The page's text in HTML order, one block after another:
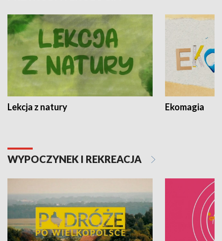
Lekcja z natury Ekomagia
WYPOCZYNEK I REKREACJA